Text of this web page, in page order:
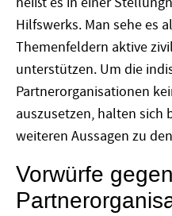
Hilfswerks. Man sehe es
Themenfeldern aktive
unterstützen. Um die
Partnerorganisationen
auszusetzen, halten sich
weiteren Aussagen zu
Vorwürfe